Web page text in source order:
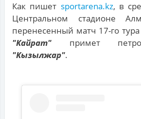
Как пишет sportarena.kz, в
Центральном стадионе
перенесенный матч 17-го
"Кайрат" примет
"Кызылжар".